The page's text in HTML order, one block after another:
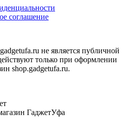
соглашение
не является публичной
только при оформлении
shop.gadgetufa.ru.
ГаджетУфа